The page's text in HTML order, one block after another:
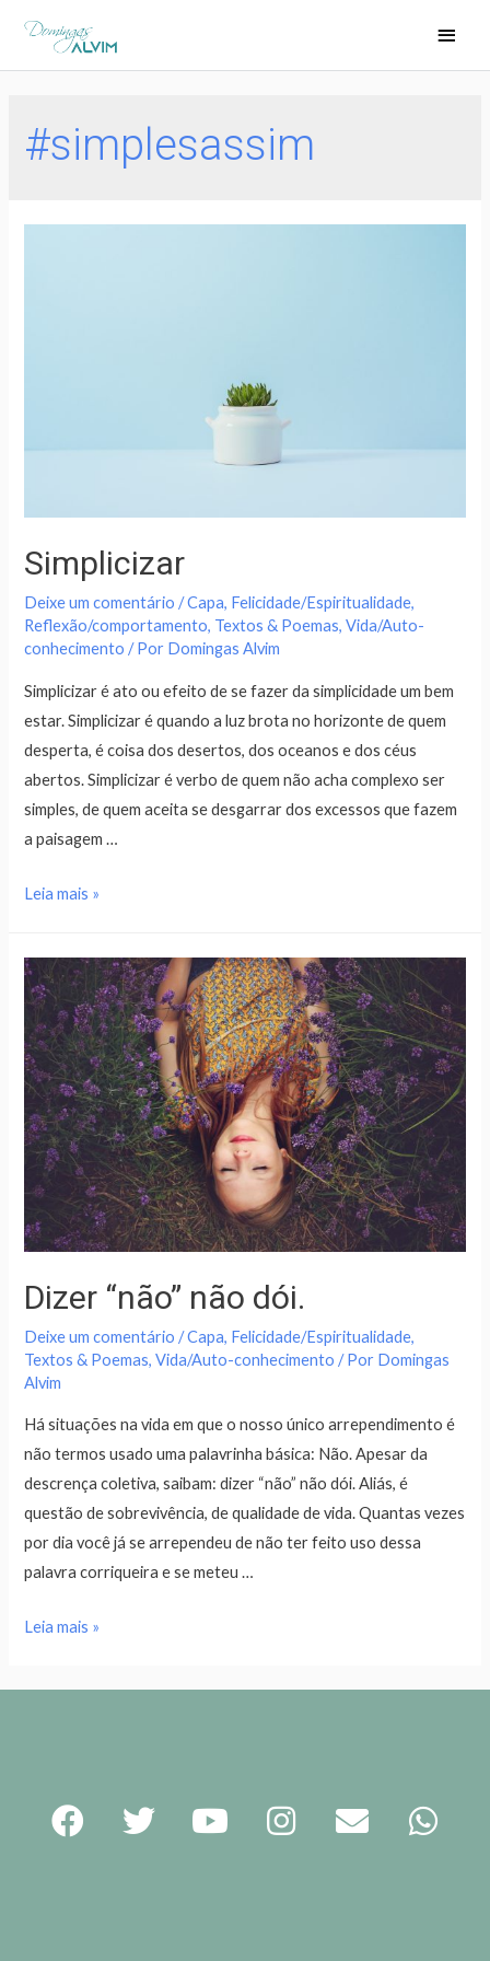
#simplesassim
Simplicizar
Deixe um comentário /Capa, Felicidade/Espiritualidade,
Reflexão/comportamento, Textos & Poemas,Vida/Auto-
conhecimento / Por Domingas Alvim
Simplicizar é ato ou efeito de se fazer da simplicidade um bem
estar. Simplicizar é quando a luz brota no horizonte de quem
desperta, é coisa dos desertos, dos oceanos e dos céus
abertos. Simplicizar é verbo de quem não acha complexo ser
simples, de quem aceita se desgarrar dos excessos que fazem
a paisagem …
Leia mais »
Dizer “não” não dói.
Deixe um comentário /Capa, Felicidade/Espiritualidade,
Textos & Poemas,Vida/Auto-conhecimento / Por Domingas
Alvim
Há situações na vida em que o nosso único arrependimento é
não termos usado uma palavrinha básica: Não. Apesar da
descrença coletiva, saibam: dizer “não” não dói. Aliás, é
questão de sobrevivência, de qualidade de vida. Quantas vezes
por dia você já se arrependeu de não ter feito uso dessa
palavra corriqueira e se meteu …
Leia mais »